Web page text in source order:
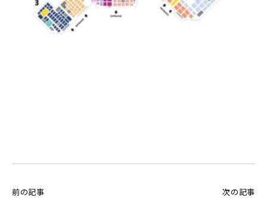
前の記事 次の記事